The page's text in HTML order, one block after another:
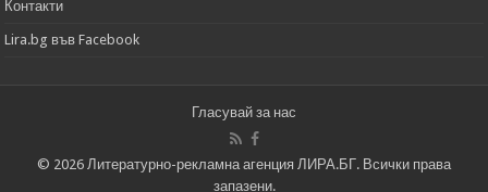
Контакти
Lira.bg във Facebook
Гласувай за нас
© 2026 Литературно-рекламна агенция ЛИРА.БГ. Всички права
запазени.